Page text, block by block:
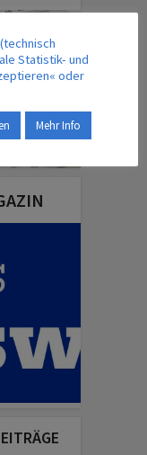
Statistik- und
oder
Mehr Info